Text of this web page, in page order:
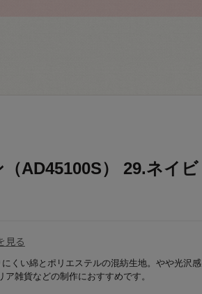
AD45100S） 29.ネイビ
見る
くい綿とポリエステルの混紡生地。やや光沢感
雑貨などの制作におすすめです。